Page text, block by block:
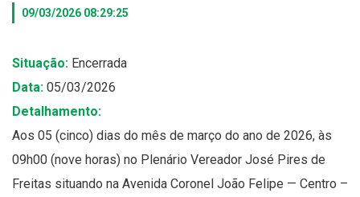
09/03/2026 08:29:25
Situação: Encerrada
Data: 05/03/2026
Detalhamento:
Aos 05 (cinco) dias do mês de março do ano de 2026, às
09h00 (nove horas) no Plenário Vereador José Pires de
Freitas situando na Avenida Coronel João Felipe — Centro –